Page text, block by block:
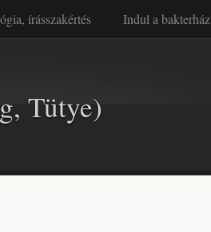
írásszakértés Indul a bakterház
Tütye)